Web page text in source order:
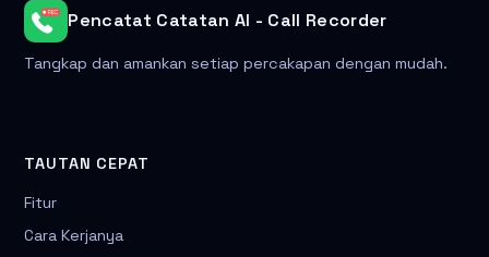
Pencatat Catatan AI - Call Recorder
Tangkap dan amankan setiap percakapan dengan mudah.
TAUTAN CEPAT
Fitur
Cara Kerjanya